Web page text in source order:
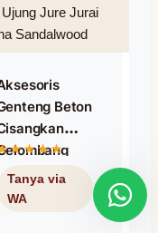
Beton
Oriental Nok
Ujung Jure
Jurai Warna